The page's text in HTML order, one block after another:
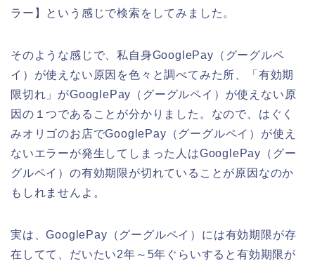
ラー】という感じで検索をしてみました。
そのような感じで、私自身GooglePay（グーグルペ
イ）が使えない原因を色々と調べてみた所、「有効期
限切れ」がGooglePay（グーグルペイ）が使えない原
因の１つであることが分かりました。なので、はぐく
みオリゴのお店でGooglePay（グーグルペイ）が使え
ないエラーが発生してしまった人はGooglePay（グー
グルペイ）の有効期限が切れていることが原因なのか
もしれませんよ。
実は、GooglePay（グーグルペイ）には有効期限が存
在してて、だいたい2年～5年ぐらいすると有効期限が